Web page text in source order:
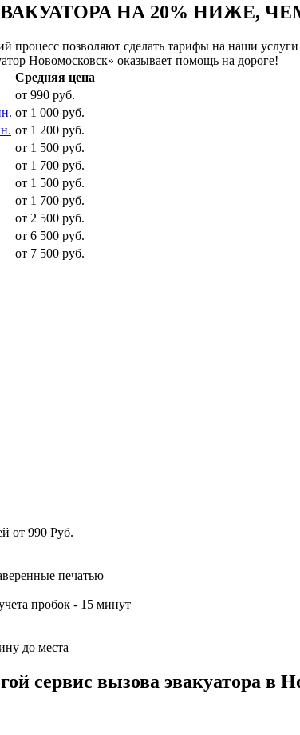
НА 20% НИЖЕ,
позволяют сделать тарифы на наши
Новомосковск» оказывает помощь на дороге!
Средняя цена
от 990 руб.
от 1 000 руб.
от 1 200 руб.
от 1 500 руб.
от 1 700 руб.
от 1 500 руб.
от 1 700 руб.
от 2 500 руб.
от 6 500 руб.
от 7 500 руб.
от 990 Руб.
печатью
пробок - 15 минут
до места
сервис вызова эвакуатора в